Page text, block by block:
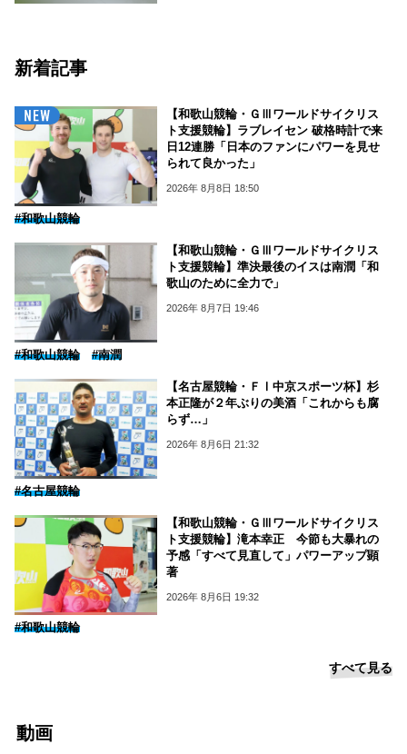
新着記事
【和歌山競輪・ＧⅢワールドサイクリス
ト支援競輪】ラブレイセン 破格時計で来
日12連勝「日本のファンにパワーを見せ
られて良かった」
2026年 8月8日 18:50
#和歌山競輪
【和歌山競輪・ＧⅢワールドサイクリス
ト支援競輪】準決最後のイスは南潤「和
歌山のために全力で」
2026年 8月7日 19:46
#和歌山競輪 #南潤
【名古屋競輪・ＦⅠ中京スポーツ杯】杉
本正隆が２年ぶりの美酒「これからも腐
らず…」
2026年 8月6日 21:32
#名古屋競輪
【和歌山競輪・ＧⅢワールドサイクリス
ト支援競輪】滝本幸正 今節も大暴れの
予感「すべて見直して」パワーアップ顕
著
2026年 8月6日 19:32
#和歌山競輪
すべて見る
動画